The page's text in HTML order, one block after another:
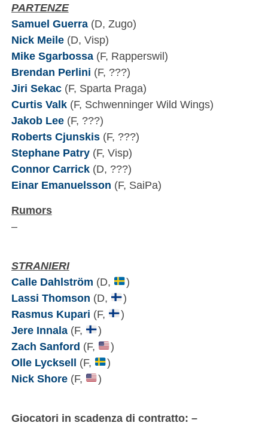
PARTENZE
Samuel Guerra(D, Zugo)
Nick Meile(D, Visp)
Mike Sgarbossa(F, Rapperswil)
Brendan Perlini (F, ???)
Jiri Sekac(F, Sparta Praga)
Curtis Valk(F, Schwenninger Wild Wings)
Jakob Lee(F, ???)
Roberts Cjunskis(F, ???)
Stephane Patry(F, Visp)
Connor Carrick(D, ???)
Einar Emanuelsson (F, SaiPa)
Rumors
–
STRANIERI
Calle Dahlström (D,
)
Lassi Thomson (D,
)
Rasmus Kupari (F,
)
Jere Innala (F,
)
Zach Sanford (F,
)
Olle Lycksell (F,
)
Nick Shore(F, )
Giocatori in scadenza di contratto: –